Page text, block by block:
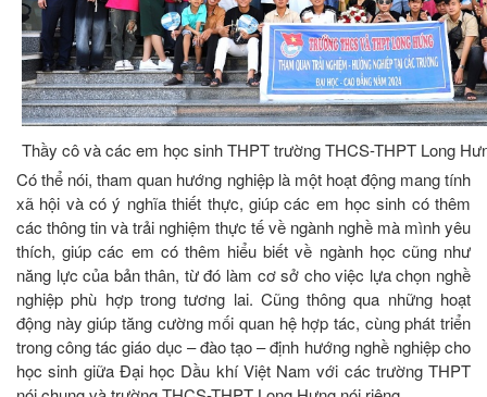
Thầy cô và các em học sinh THPT trường THCS-THPT Long
Có thể nói, tham quan hướng nghiệp là một hoạt động mang tính
xã hội và có ý nghĩa thiết thực, giúp các em học sinh có thêm
các thông tin và trải nghiệm thực tế về ngành nghề mà mình yêu
thích, giúp các em có thêm hiểu biết về ngành học cũng như
năng lực của bản thân, từ đó làm cơ sở cho việc lựa chọn nghề
nghiệp phù hợp trong tương lai. Cũng thông qua những hoạt
động này giúp tăng cường mối quan hệ hợp tác, cùng phát triển
trong công tác giáo dục – đào tạo – định hướng nghề nghiệp cho
học sinh giữa Đại học Dầu khí Việt Nam với các trường THPT